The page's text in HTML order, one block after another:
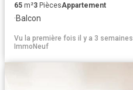
65 m²3 PiècesAppartement
·Balcon
Vu la première fois il y a 3 semaines
ImmoNeuf